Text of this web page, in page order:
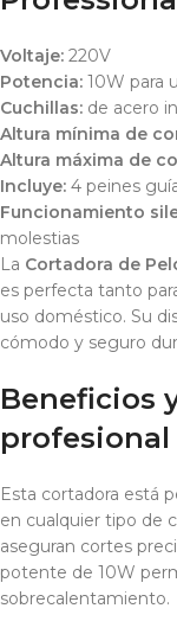
Voltaje: 220V
Potencia: 10W para
Cuchillas: de acero
Altura mínima de
Altura máxima de
Incluye: 4 peines
Funcionamiento
molestias
La Cortadora de
es perfecta tanto
uso doméstico. Su
cómodo y seguro
Beneficios
profesional
Esta cortadora está
en cualquier tipo de
aseguran cortes
potente de 10W
sobrecalentamiento.